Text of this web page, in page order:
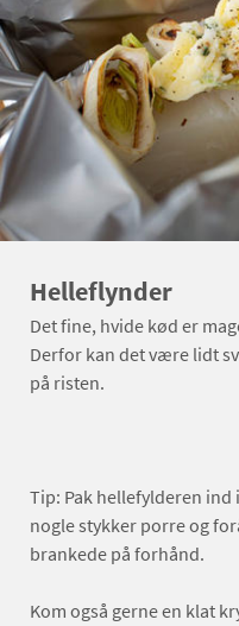
Helleflynder
Det fine, hvide kød er
Derfor kan det være lidt
på risten.
Tip: Pak hellefylderen
nogle stykker porre og
brankede på forhånd.
Kom også gerne en klat